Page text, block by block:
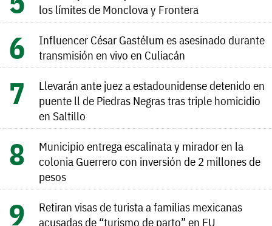
los límites de Monclova y Frontera
Influencer César Gastélum es asesinado durante
transmisión en vivo en Culiacán
Llevarán ante juez a estadounidense detenido en
puente ll de Piedras Negras tras triple homicidio
en Saltillo
Municipio entrega escalinata y mirador en la
colonia Guerrero con inversión de 2 millones de
pesos
Retiran visas de turista a familias mexicanas
acusadas de “turismo de parto” en EU